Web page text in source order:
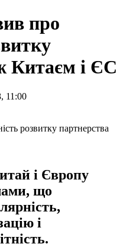
про
Китаєм і ЄС
11:00
і Європу
що
і